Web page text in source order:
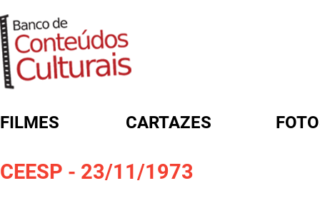
FILMES CARTAZES
CEESP - 23/11/1973
FORMULÁRIO DE BUSCA